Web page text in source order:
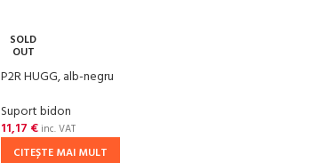
SOLD
OUT
P2R HUGG, alb-negru
Suport bidon
11,17 € inc. VAT
CITEȘTE MAI MULT